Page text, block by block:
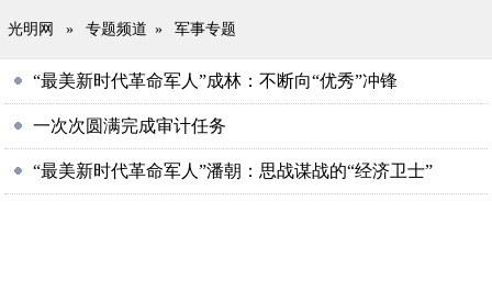
光明网 » 专题频道 » 军事专题
“最美新时代革命军人”成林：不断向“优秀”冲锋
一次次圆满完成审计任务
“最美新时代革命军人”潘朝：思战谋战的“经济卫士”